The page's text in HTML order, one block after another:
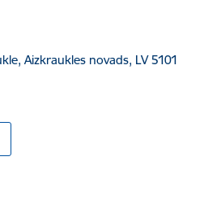
Aizkraukles novads, LV 5101